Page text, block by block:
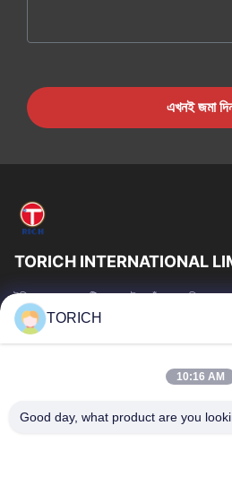
এখনই জমা
TORICH INTERNATIONAL
টরিচ গ্রুপ হল একটি ওয়ান-স্টপ কাঁচামাল পরিষেবা
উন্নয়ন, ট্রেডিং, গুদামজাতকরণ এবং কাস্টমাইজড
গুরুত্বপূর্ণ সংযোগ
পণ্য
কারখানা ভ্রমণ
মান
TORICH
10:16 AM
Good day, what product are you